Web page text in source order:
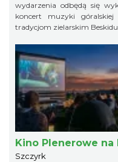
wydarzenia odbędą się
koncert muzyki
tradycjom zielarskim
Kino Plenerowe
Szczyrk